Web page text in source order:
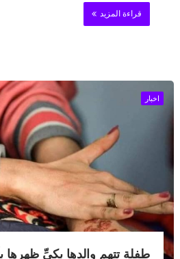
قراءة المزيد
اخبار
طفلة تتهم والدها بِكيِّ ظهرها